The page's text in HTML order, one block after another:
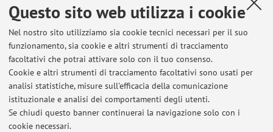
Questo sito web utilizza i cookie
Nel nostro sito utilizziamo sia cookie tecnici necessari per il suo
funzionamento, sia cookie e altri strumenti di tracciamento
facoltativi che potrai attivare solo con il tuo consenso.
Cookie e altri strumenti di tracciamento facoltativi sono usati per
analisi statistiche, misure sull'efficacia della comunicazione
istituzionale e analisi dei comportamenti degli utenti.
Se chiudi questo banner continuerai la navigazione solo con i
cookie necessari.
E-mail: moreno.bondi2@unibo.it
Facoltà di Medicina e Chirurgia
Via Massarenti 9 Pad.Murri, Bologna -
Vai alla mappa